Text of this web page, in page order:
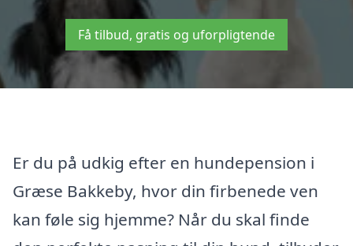
Få tilbud, gratis og uforpligtende
Er du på udkig efter en hundepension i
Græse Bakkeby, hvor din firbenede ven
kan føle sig hjemme? Når du skal finde